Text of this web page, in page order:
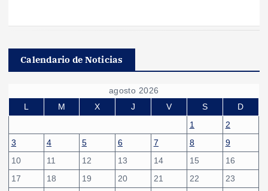
Calendario de Noticias
agosto 2026
L
M X J V S
D
1
2
3
4 5 6 7 8
9
10
11 12 13 14 15
16
17
18 19 20 21 22
23